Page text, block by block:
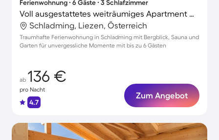
Ferienwohnung ∙ 6 Gäste ∙ 3 Schlafzimmer
Voll ausgestattetes weiträumiges Apartment mit Terrasse, Sauna und Grill | Naturblick | Haustiere sind willkommen
Schladming, Liezen, Österreich
Traumhafte Ferienwohnung in Schladming mit Bergblick, Sauna und
Garten für unvergessliche Momente mit bis zu 6 Gästen
ab 136 €
pro Nacht
4.7
Zum Angebot